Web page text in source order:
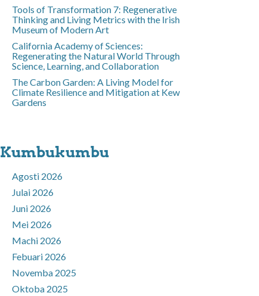
Tools of Transformation 7: Regenerative
Thinking and Living Metrics with the Irish
Museum of Modern Art
California Academy of Sciences:
Regenerating the Natural World Through
Science, Learning, and Collaboration
The Carbon Garden: A Living Model for
Climate Resilience and Mitigation at Kew
Gardens
Kumbukumbu
Agosti 2026
Julai 2026
Juni 2026
Mei 2026
Machi 2026
Febuari 2026
Novemba 2025
Oktoba 2025